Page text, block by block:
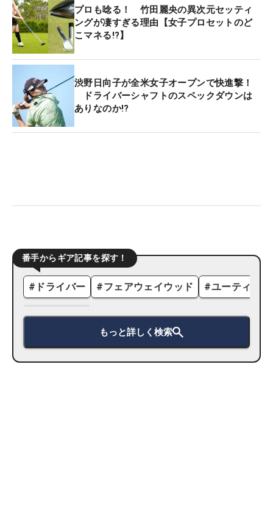
プロも唸る！ 竹田麗央の異次元セッティ
ングが凄すぎる理由【女子プロセットのど
こマネる!?】
渋野日向子が全米女子オープンで快進撃！
ドライバーシャフトのスペックダウンは
ありなのか!?
番手からギア記事を探す！
# ドライバー #フェアウェイウッド #ユーティリ
もっと詳しく検索